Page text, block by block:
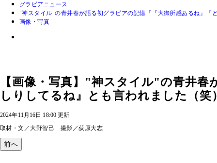
グラビアニュース
"神スタイル"の青井春が語る初グラビアの記憶「『大御所感あるね』『
画像・写真
【画像・写真】"神スタイル"の青井
しりしてるね』とも言われました（笑
2024年11月16日 18:00 更新
取材・文／大野智己 撮影／荻原大志
前へ